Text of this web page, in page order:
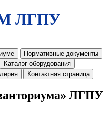
ЛГПУ
Нормативные документы
Каталог оборудования
Контактная страница
ЛГПУ